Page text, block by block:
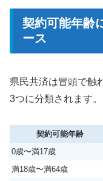
契約可能年齢
ース
県民共済は冒頭で触
3つに分類されます。
契約可能年齢
0歳〜満17歳
満18歳〜満64歳